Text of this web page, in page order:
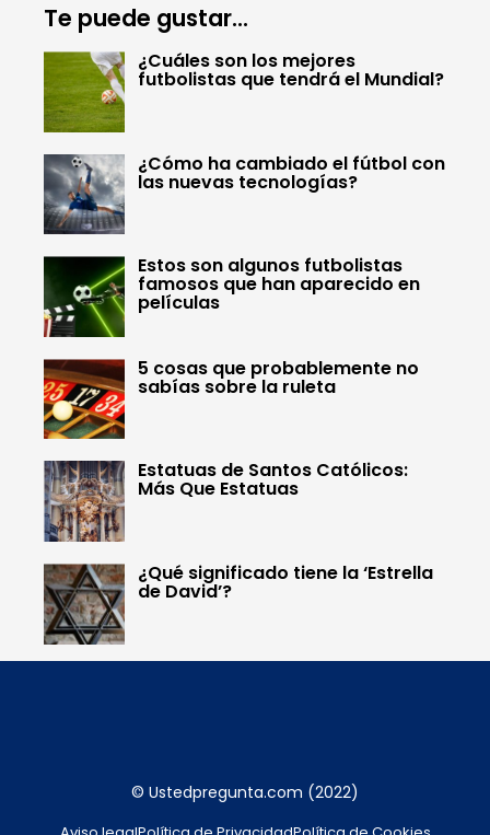
Te puede gustar...
¿Cuáles son los mejores
futbolistas que tendrá el Mundial?
¿Cómo ha cambiado el fútbol con
las nuevas tecnologías?
Estos son algunos futbolistas
famosos que han aparecido en
películas
5 cosas que probablemente no
sabías sobre la ruleta
Estatuas de Santos Católicos:
Más Que Estatuas
¿Qué significado tiene la ‘Estrella
de David’?
© Ustedpregunta.com (2022)